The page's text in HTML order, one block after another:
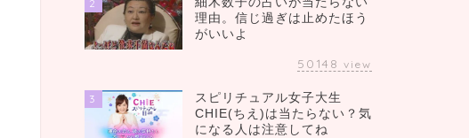
2
理由。信じ過ぎは止めたほう
がいいよ
50148 view
3
スピリチュアル女子大生
CHIE(ちえ)は当たらない？気
になる人は注意してね